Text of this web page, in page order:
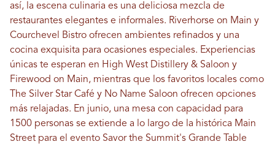
así, la escena culinaria es una deliciosa mezcla de
restaurantes elegantes e informales. Riverhorse on Main y
Courchevel Bistro ofrecen ambientes refinados y una
cocina exquisita para ocasiones especiales. Experiencias
únicas te esperan en High West Distillery & Saloon y
Firewood on Main, mientras que los favoritos locales como
The Silver Star Café y No Name Saloon ofrecen opciones
más relajadas. En junio, una mesa con capacidad para
1500 personas se extiende a lo largo de la histórica Main
Street para el evento Savor the Summit's Grande Table